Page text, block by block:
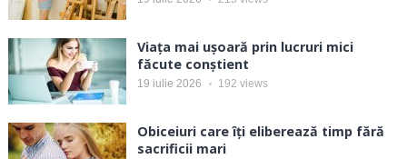
Viața mai ușoară prin lucruri mici
făcute conștient
19 iulie 2026 192 views
Obiceiuri care îți eliberează timp fără
sacrificii mari